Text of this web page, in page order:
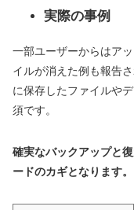
実際の事例
一部ユーザーからはア
イルが消えた例も報告
に保存したファイルや
須です。
確実なバックアップと
ードのカギとなります。